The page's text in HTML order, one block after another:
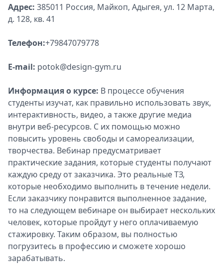
Адрес: 385011 Россия, Майкоп, Адыгея, ул. 12 Марта,
д. 128, кв. 41
Телефон:+79847079778
E-mail: potok@design-gym.ru
Информация о курсе: В процессе обучения
студенты изучат, как правильно использовать звук,
интерактивность, видео, а также другие медиа
внутри веб-ресурсов. С их помощью можно
повысить уровень свободы и самореализации,
творчества. Вебинар предусматривает
практические задания, которые студенты получают
каждую среду от заказчика. Это реальные ТЗ,
которые необходимо выполнить в течение недели.
Если заказчику понравится выполненное задание,
то на следующем вебинаре он выбирает нескольких
человек, которые пройдут у него оплачиваемую
стажировку. Таким образом, вы полностью
погрузитесь в профессию и сможете хорошо
зарабатывать.